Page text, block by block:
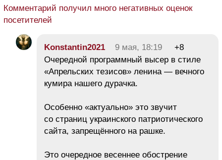
Комментарий получил много негативных оценок
посетителей
Konstantin2021 9 мая, 18:19
+8
Очередной программный высер в стиле
«Апрельских тезисов» ленина — вечного
кумира нашего дурачка.
Особенно «актуально» это звучит
со страниц украинского патриотического
сайта, запрещённого на рашке.
Это очередное весеннее обострение